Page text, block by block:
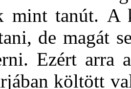
mint tanút. A
de magát
Ezért arra
költött